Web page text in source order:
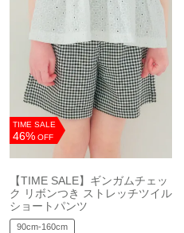
TIME SALE
46% OFF
【TIME SALE】ギンガムチェッ
ク リボンつき ストレッチツイル
ショートパンツ
90cm-160cm